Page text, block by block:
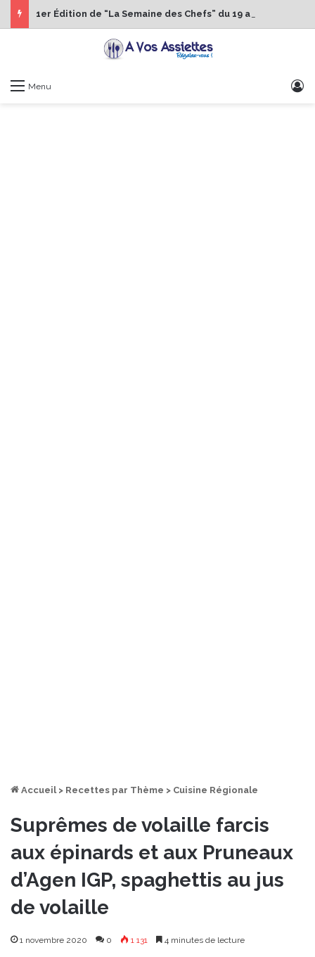
Menu
Accueil > Recettes par Thème > Cuisine Régionale
Suprêmes de volaille farcis
aux épinards et aux Pruneaux
d’Agen IGP, spaghettis au jus
de volaille
1 novembre 2020 0 1 131 4 minutes de lecture